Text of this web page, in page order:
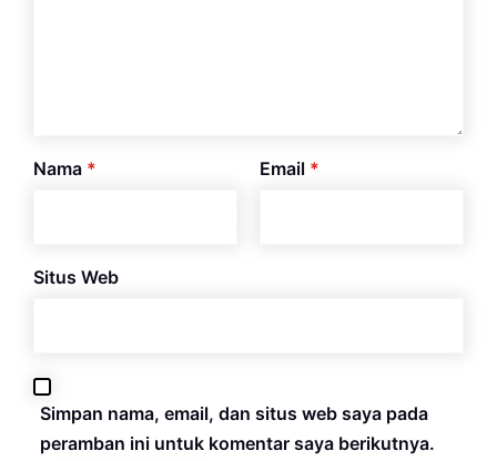
Nama * Email *
Situs Web
Simpan nama, email, dan situs web saya pada
peramban ini untuk komentar saya berikutnya.